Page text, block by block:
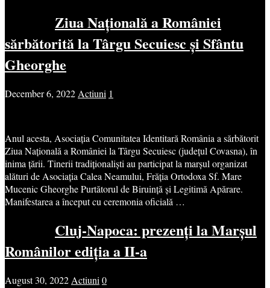
Ziua Națională a României
sărbătorită la Târgu Secuiesc și Sfântu
Gheorghe
December 6, 2022 Actiuni 1
Anul acesta, Asociația Comunitatea Identitară România a sărbătorit
Ziua Națională a României la Târgu Secuiesc (județul Covasna), în
inima țării. Tinerii tradiționaliști au participat la marșul organizat
alături de Asociația Calea Neamului, Frăția Ortodoxa Sf. Mare
Mucenic Gheorghe Purtătorul de Biruință și Legitimă Apărare.
Manifestarea a început cu ceremonia oficială …
Cluj-Napoca: prezenți la Marșul
Românilor ediția a II-a
August 30, 2022Actiuni0